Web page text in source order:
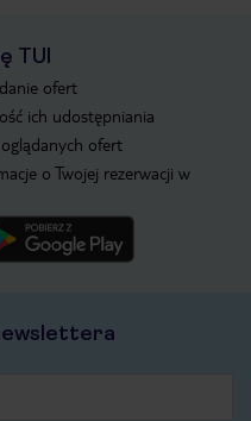
TUI
ofert
ich udostępniania
ofert
o Twojej rezerwacji w